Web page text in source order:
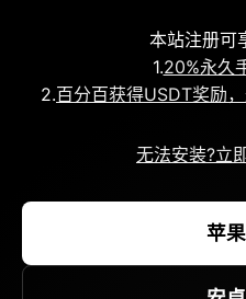
本站注册可
1.20%永久
2.百分百获得USDT奖励
无法安装?立
苹